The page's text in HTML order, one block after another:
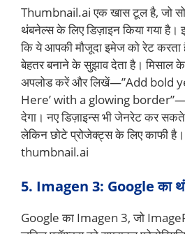
Thumbnail.ai एक खास टूल है, जो
थंबनेल्स के लिए डिज़ाइन किया गया
कि ये आपकी मौजूदा इमेज को रेट
बेहतर बनाने के सुझाव देता है। मिसाल के
अपलोड करें और लिखें—”Add bold
Here’ with a glowing
देगा। नए डिज़ाइन्स भी जेनरेट कर सकते
लेकिन छोटे प्रोजेक्ट्स के लिए काफी
thumbnail.ai
5. Imagen 3: Google का
Google का Imagen 3, जो